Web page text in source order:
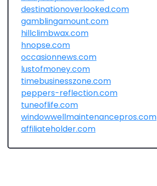
destinationoverlooked.com
gamblingamount.com
hillclimbwax.com
hnopse.com
occasionnews.com
lustofmoney.com
timebusinesszone.com
peppers-reflection.com
tuneoflife.com
windowwellmaintenancepros.com
affiliateholder.com